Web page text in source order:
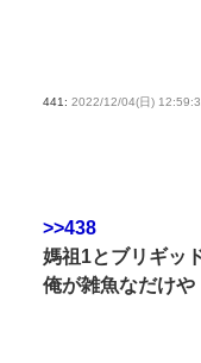
441: 2022/12/04(日)
>>438
媽祖1とブリギッ
俺が雑魚なだけや